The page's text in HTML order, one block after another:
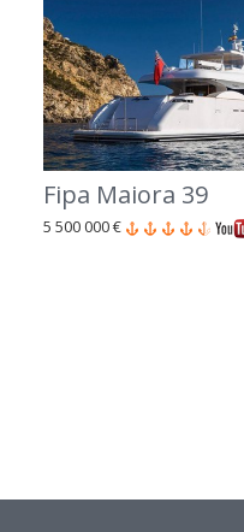
Fipa Maiora 39
5 500 000 €